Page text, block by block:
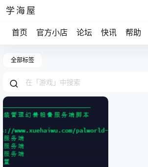
学海屋
首页 官方小店 论坛 快讯 帮助
全部标签